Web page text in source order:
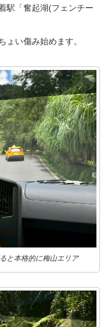
駅「奮起湖(フェンチー
ょい傷み始めます。
と本格的に梅山エリア